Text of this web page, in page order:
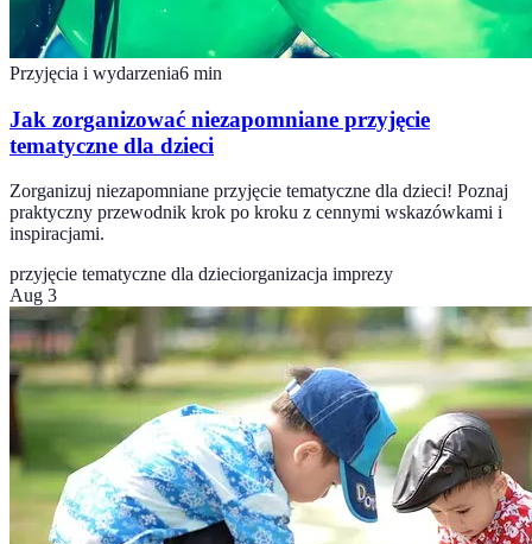
Przyjęcia i wydarzenia6 min
Jak zorganizować niezapomniane przyjęcie
tematyczne dla dzieci
Zorganizuj niezapomniane przyjęcie tematyczne dla dzieci! Poznaj
praktyczny przewodnik krok po kroku z cennymi wskazówkami i
inspiracjami.
przyjęcie tematyczne dla dzieciorganizacja imprezy
Aug 3